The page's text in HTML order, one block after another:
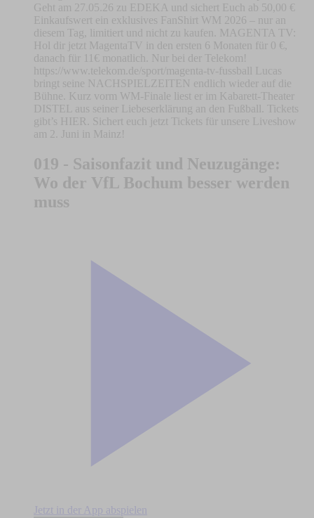
Geht am 27.05.26 zu EDEKA und sichert Euch ab 50,00 €
Einkaufswert ein exklusives FanShirt WM 2026 – nur an
diesem Tag, limitiert und nicht zu kaufen. MAGENTA TV:
Hol dir jetzt MagentaTV in den ersten 6 Monaten für 0 €,
danach für 11€ monatlich. Nur bei der Telekom!
https://www.telekom.de/sport/magenta-tv-fussball Lucas
bringt seine NACHSPIELZEITEN endlich wieder auf die
Bühne. Kurz vorm WM-Finale liest er im Kabarett-Theater
DISTEL aus seiner Liebeserklärung an den Fußball. Tickets
gibt’s HIER. Sichert euch jetzt Tickets für unsere Liveshow
am 2. Juni in Mainz!
019 - Saisonfazit und Neuzugänge:
Wo der VfL Bochum besser werden
muss
Jetzt in der App abspielen